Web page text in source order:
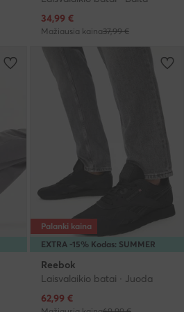
Dabartinė kaina
34,99 €
Mažiausia kaina37,99 €
EXTRA -15% Kodas: SUMMER
Palanki kaina
Reebok
Laisvalaikio batai · Juoda
Dabartinė kaina
62,99 €